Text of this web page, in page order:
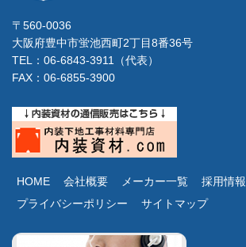
〒560-0036
大阪府豊中市蛍池西町2丁目8番36号
TEL：06-6843-3911（代表）
FAX：06-6855-3900
HOME 会社概要 メーカー一覧 採用情報
プライバシーポリシー
サイトマップ